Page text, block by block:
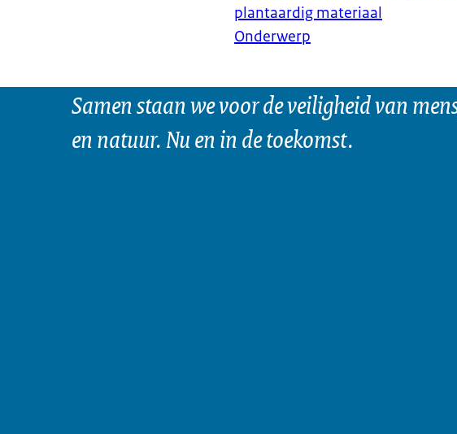
plantaardig materiaal
Onderwerp
Samen staan we voor de veiligheid van
en natuur. Nu en in de toekomst.